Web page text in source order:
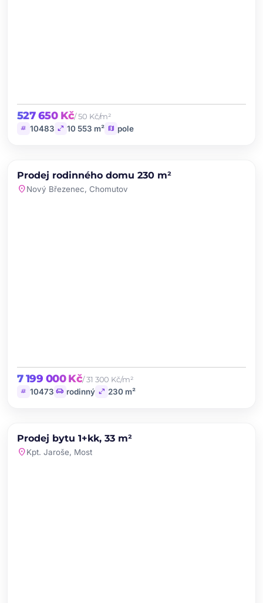
527 650 Kč/ 50 Kč/m²
tag 10483 open_in_full 10 553 m² map pole
PRODEJ
Prodej rodinného domu 230 m²
location_onNový Březenec, Chomutov
7 199 000 Kč/ 31 300 Kč/m²
tag 10473 chair rodinný open_in_full 230 m²
PRODEJ
Prodej bytu 1+kk, 33 m²
location_onKpt. Jaroše, Most